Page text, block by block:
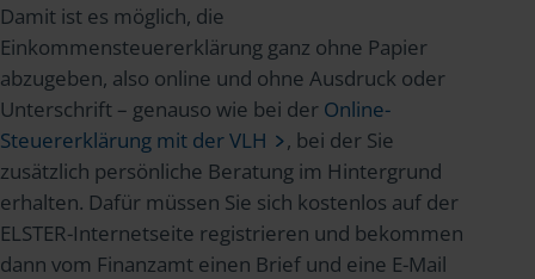
Damit ist es möglich, die
Einkommensteuererklärung ganz ohne Papier
abzugeben, also online und ohne Ausdruck oder
Unterschrift – genauso wie bei der Online-
Steuererklärung mit der VLH
, bei der Sie
zusätzlich persönliche Beratung im Hintergrund
erhalten. Dafür müssen Sie sich kostenlos auf der
ELSTER-Internetseite registrieren und bekommen
dann vom Finanzamt einen Brief und eine E-Mail